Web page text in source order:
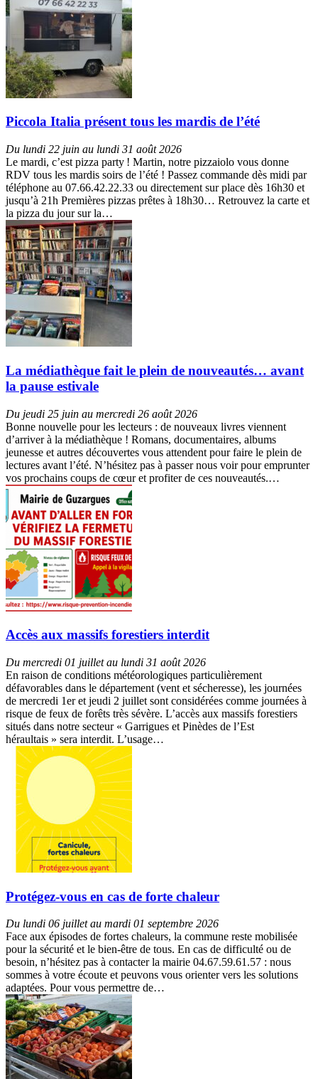
Piccola Italia présent tous les mardis de l’été
Du lundi 22 juin au lundi 31 août 2026
Le mardi, c’est pizza party ! Martin, notre pizzaiolo vous donne
RDV tous les mardis soirs de l’été ! Passez commande dès midi par
téléphone au 07.66.42.22.33 ou directement sur place dès 16h30 et
jusqu’à 21h Premières pizzas prêtes à 18h30… Retrouvez la carte et
la pizza du jour sur la…
La médiathèque fait le plein de nouveautés… avant
la pause estivale
Du jeudi 25 juin au mercredi 26 août 2026
Bonne nouvelle pour les lecteurs : de nouveaux livres viennent
d’arriver à la médiathèque ! Romans, documentaires, albums
jeunesse et autres découvertes vous attendent pour faire le plein de
lectures avant l’été. N’hésitez pas à passer nous voir pour emprunter
vos prochains coups de cœur et profiter de ces nouveautés.…
Accès aux massifs forestiers interdit
Du mercredi 01 juillet au lundi 31 août 2026
En raison de conditions météorologiques particulièrement
défavorables dans le département (vent et sécheresse), les journées
de mercredi 1er et jeudi 2 juillet sont considérées comme journées à
risque de feux de forêts très sévère. L’accès aux massifs forestiers
situés dans notre secteur « Garrigues et Pinèdes de l’Est
héraultais » sera interdit. L’usage…
Protégez-vous en cas de forte chaleur
Du lundi 06 juillet au mardi 01 septembre 2026
Face aux épisodes de fortes chaleurs, la commune reste mobilisée
pour la sécurité et le bien-être de tous. En cas de difficulté ou de
besoin, n’hésitez pas à contacter la mairie 04.67.59.61.57 : nous
sommes à votre écoute et peuvons vous orienter vers les solutions
adaptées. Pour vous permettre de…